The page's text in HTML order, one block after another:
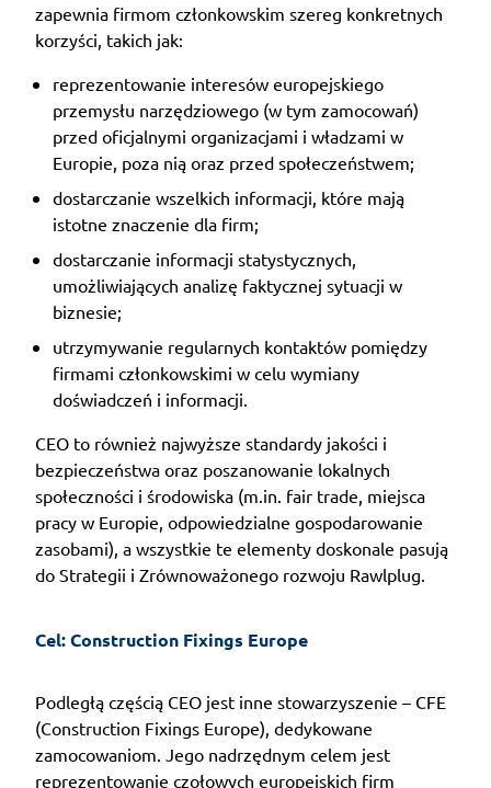
zapewnia firmom członkowskim szereg konkretnych
korzyści, takich jak:
reprezentowanie interesów europejskiego
przemysłu narzędziowego (w tym zamocowań)
przed oficjalnymi organizacjami i władzami w
Europie, poza nią oraz przed społeczeństwem;
dostarczanie wszelkich informacji, które mają
istotne znaczenie dla firm;
dostarczanie informacji statystycznych,
umożliwiających analizę faktycznej sytuacji w
biznesie;
utrzymywanie regularnych kontaktów pomiędzy
firmami członkowskimi w celu wymiany
doświadczeń i informacji.
CEO to również najwyższe standardy jakości i
bezpieczeństwa oraz poszanowanie lokalnych
społeczności i środowiska (m.in. fair trade, miejsca
pracy w Europie, odpowiedzialne gospodarowanie
zasobami), a wszystkie te elementy doskonale pasują
do Strategii i Zrównoważonego rozwoju Rawlplug.
Cel: Construction Fixings Europe
Podległą częścią CEO jest inne stowarzyszenie – CFE
(Construction Fixings Europe), dedykowane
zamocowaniom. Jego nadrzędnym celem jest
reprezentowanie czołowych europejskich firm